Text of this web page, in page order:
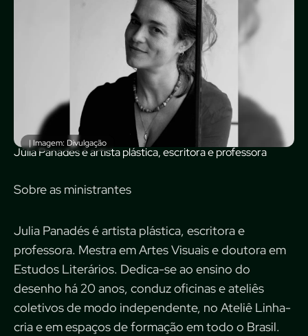
Júlia Panadés é artista plástica, escritora e professora
| Imagem: Divulgação
Sobre as ministrantes
Julia Panadés é artista plástica, escritora e
professora. Mestra em Artes Visuais e doutora em
Estudos Literários. Dedica-se ao ensino do
desenho há 20 anos, conduz oficinas e ateliês
coletivos de modo independente, no Ateliê Linha-
cria e em espaços de formação em todo o Brasil.